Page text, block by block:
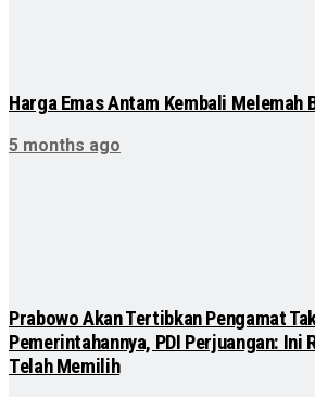
Harga Emas Antam Kembali Melemah
5 months ago
Prabowo Akan Tertibkan Pengamat
Pemerintahannya, PDI Perjuangan: Ini
Telah Memilih